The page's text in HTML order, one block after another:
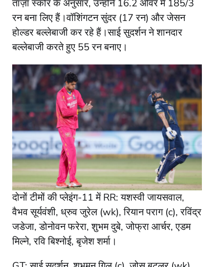
ताज़ा स्कोर के अनुसार, उन्होंने 16.2 ओवर में 185/3
रन बना लिए हैं।वॉशिंगटन सुंदर (17 रन) और जेसन
होल्डर बल्लेबाजी कर रहे हैं।साई सुदर्शन ने शानदार
बल्लेबाजी करते हुए 55 रन बनाए।
दोनों टीमों की प्लेइंग-11 में ​RR: यशस्वी जायसवाल,
वैभव सूर्यवंशी, ध्रुव जुरेल (wk), रियान पराग (c), रविंद्र
जडेजा, डोनोवन फरेरा, शुभम दुबे, जोफ्रा आर्चर, एडम
मिल्ने, रवि बिश्नोई, बृजेश शर्मा।​